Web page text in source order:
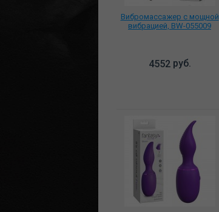
Вибромассажер с мощной
вибрацией, BW-055009
4552руб.